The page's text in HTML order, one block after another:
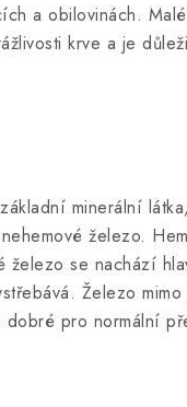
a obilovinách.
krve a je
minerální
železo.
železo se nachází
Železo
dobré pro normální